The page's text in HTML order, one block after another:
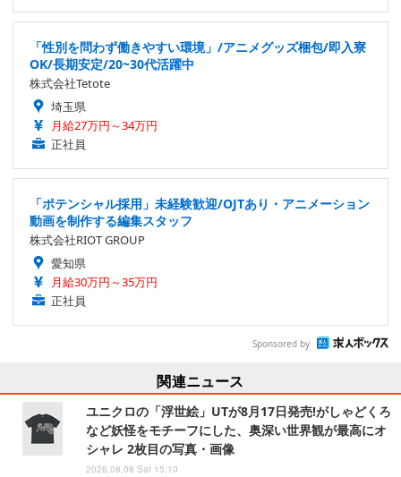
「性別を問わず働きやすい環境」/アニメグッズ梱包/即入寮
OK/長期安定/20~30代活躍中
株式会社Tetote
埼玉県
月給27万円～34万円
正社員
「ポテンシャル採用」未経験歓迎/OJTあり・アニメーション
動画を制作する編集スタッフ
株式会社RIOT GROUP
愛知県
月給30万円～35万円
正社員
Sponsored by
関連ニュース
ユニクロの「浮世絵」UTが8月17日発売!がしゃどくろ
など妖怪をモチーフにした、奥深い世界観が最高にオ
シャレ 2枚目の写真・画像
2026.08.08 Sat 15:10